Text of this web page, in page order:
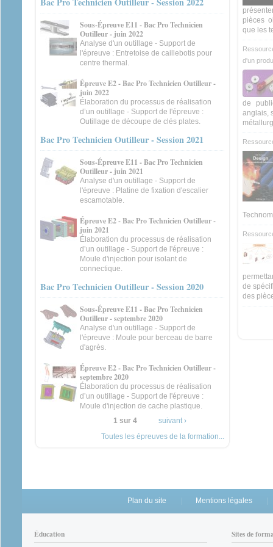
Sous-Épreuve E11 - Bac Pro Technicien
Outilleur - juin 2022
Analyse d'un outillage - Support de
l'épreuve : Entretoise de caillebotis pour
centre thermal.
Épreuve E2 - Bac Pro Technicien Outilleur -
juin 2022
Élaboration du processus de réalisation
d’un outillage - Support de l'épreuve :
Outillage de découpe de clés plates.
Bac Pro Technicien Outilleur - Session 2021
Sous-Épreuve E11 - Bac Pro Technicien
Outilleur - juin 2021
Analyse d'un outillage - Support de
l'épreuve : Platine de fixation d'escalier
escamotable.
Épreuve E2 - Bac Pro Technicien Outilleur -
juin 2021
Élaboration du processus de réalisation
d’un outillage - Support de l'épreuve :
Moule d'injection pour isolant de
connectique.
Bac Pro Technicien Outilleur - Session 2020
Sous-Épreuve E11 - Bac Pro Technicien
Outilleur - septembre 2020
Analyse d'un outillage - Support de
l'épreuve : Moule pour berceau de barre
d'agrès.
Épreuve E2 - Bac Pro Technicien Outilleur -
septembre 2020
Élaboration du processus de réalisation
d’un outillage - Support de l'épreuve :
Moule d'injection de cache plastique.
1 sur 4
suivant ›
Toutes les épreuves de la formation...
pièces
que les
d'un
de
anglais,
de
des
Plan du site Mentions légales
Éducation Sites de